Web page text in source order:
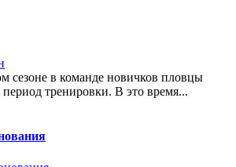
сезоне в команде новичков пловцы
тренировки. В это время...